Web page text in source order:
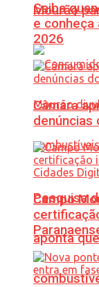
Mourão
Pesquisa
aponta
Saiba
e conheça
2026
Câmara
denúncias
Campo